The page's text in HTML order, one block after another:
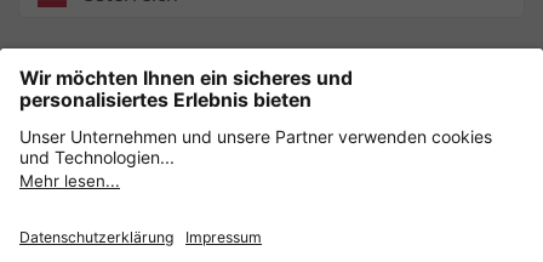
Unsere Zahlungsarten
Sicher einkaufen mit